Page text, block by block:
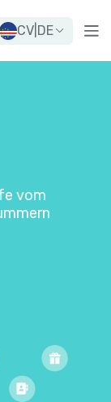
CV DE
vom